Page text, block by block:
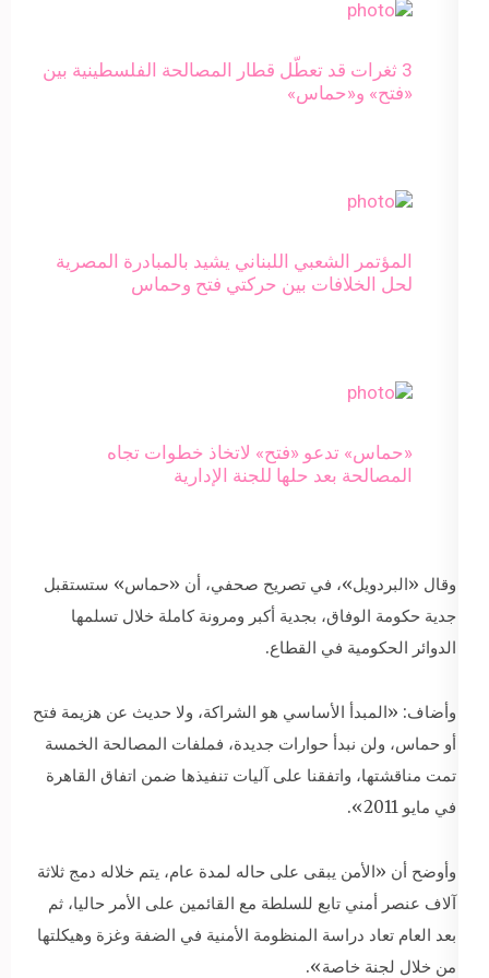
3 ثغرات قد تعطّل قطار المصالحة الفلسطينية بين
«فتح» و«حماس»
المؤتمر الشعبي اللبناني يشيد بالمبادرة المصرية
لحل الخلافات بين حركتي فتح وحماس
«حماس» تدعو «فتح» لاتخاذ خطوات تجاه
المصالحة بعد حلها للجنة الإدارية
وقال «البردويل»، في تصريح صحفي، أن «حماس» ستستقبل
جدية حكومة الوفاق، بجدية أكبر ومرونة كاملة خلال تسلمها
الدوائر الحكومية في القطاع.
وأضاف: «المبدأ الأساسي هو الشراكة، ولا حديث عن هزيمة فتح
أو حماس، ولن نبدأ حوارات جديدة، فملفات المصالحة الخمسة
تمت مناقشتها، واتفقنا على آليات تنفيذها ضمن اتفاق القاهرة
في مايو 2011».
وأوضح أن «الأمن يبقى على حاله لمدة عام، يتم خلاله دمج ثلاثة
آلاف عنصر أمني تابع للسلطة مع القائمين على الأمر حاليا، ثم
بعد العام تعاد دراسة المنظومة الأمنية في الضفة وغزة وهيكلتها
من خلال لجنة خاصة».